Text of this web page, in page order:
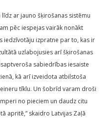
ar jauno šķirošanas sistēmu
pēc iespejas vairāk nonākt
iedzīvotāju izpratne par to, kas ir
uzlabojusies arī šķirošanas
sabiedrības iesaiste
kā arī izveidota atbilstoša
tīklu. Un šobrīd varam droši
no pieciem un daudz citu
apritē,” skaidro Latvijas Zaļā